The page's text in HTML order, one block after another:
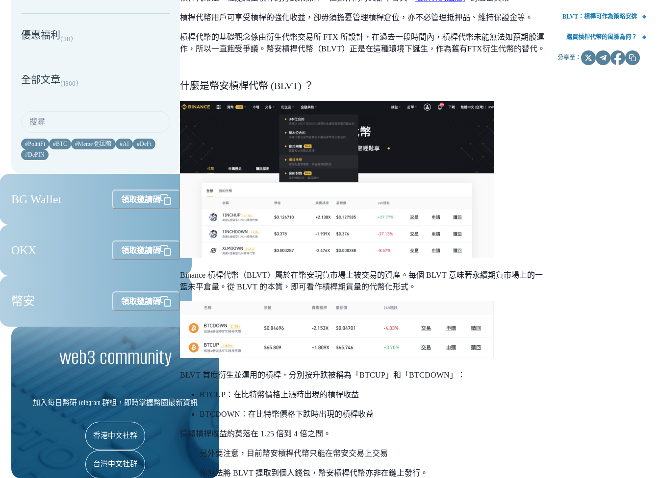
優惠福利(38)
全部文章(1860)
#PolitiFi #BTC #Meme 迷因幣 #AI #DeFi
#DePIN
BG Wallet 領取邀請碼
OKX 領取邀請碼
幣安 領取邀請碼
web3 community
加入每日幣研 Telegram 群組，即時掌握幣圈最新資訊
香港中文社群
台灣中文社群
槓桿代幣用戶可享受槓桿的強化收益，卻毋須擔憂管理槓桿倉位，亦不必管理抵押品、維持保證金等。
槓桿代幣的基礎觀念係由衍生代幣交易所 FTX 所設計，在過去一段時間內，槓桿代幣未能無法如預期般運
作，所以一直飽受爭議。幣安槓桿代幣（BLVT）正是在這種環境下誕生，作為舊有FTX衍生代幣的替代。
什麼是幣安槓桿代幣 (BLVT) ？
Binance 槓桿代幣（BLVT）屬於在幣安現貨市場上被交易的資產。每個 BLVT 意味著永續期貨市場上的一
籃未平倉量。從 BLVT 的本質，即可看作槓桿期貨量的代幣化形式。
BLVT 首度衍生並運用的槓桿，分別按升跌被稱為「BTCUP」和「BTCDOWN」：
BTCUP：在比特幣價格上漲時出現的槓桿收益
BTCDOWN：在比特幣價格下跌時出現的槓桿收益
這類槓桿收益約莫落在 1.25 倍到 4 倍之間。
另外要注意，目前幣安槓桿代幣只能在幣安交易上交易
你無法將 BLVT 提取到個人錢包，幣安槓桿代幣亦非在鏈上發行。
BLVT：槓桿可作為策略安排
購買槓桿代幣的風險為何？
分享至：